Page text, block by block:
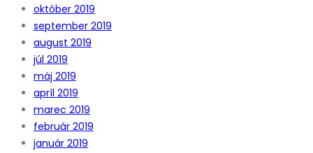
október 2019
september 2019
august 2019
júl 2019
máj 2019
apríl 2019
marec 2019
február 2019
január 2019